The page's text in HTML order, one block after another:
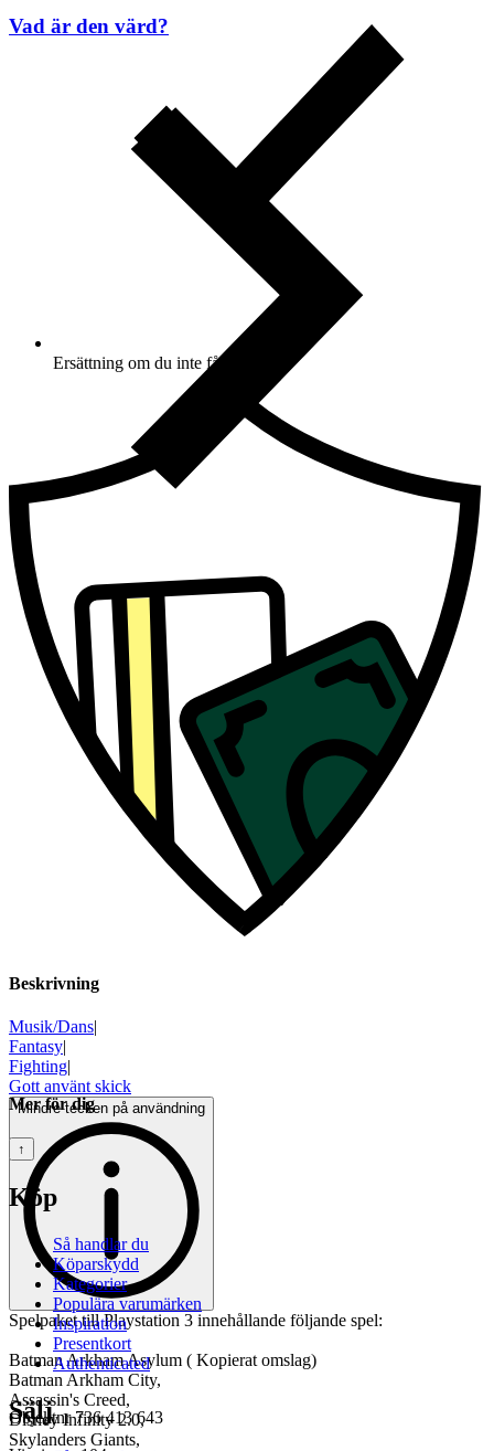
Ersättning om du inte får din vara
Beskrivning
Musik/Dans|
Fantasy|
Fighting|
Gott använt skick
Mindre tecken på användning
Spelpaket till Playstation 3 innehållande följande spel:
Batman Arkham Asylum ( Kopierat omslag)
Batman Arkham City,
Assassin's Creed,
Disney Infinity 2.0,
Skylanders Giants,
Objektnr 736 413 643
Vad är den värd?
Mer för dig
↑
Köp
Så handlar du
Köparskydd
Kategorier
Populära varumärken
Inspiration
Presentkort
Authenticated
Sälj